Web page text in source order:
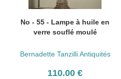
No - 55 - Lampe à huile en
verre souflé moulé
Bernadette Tanzilli Antiquités
110.00 €